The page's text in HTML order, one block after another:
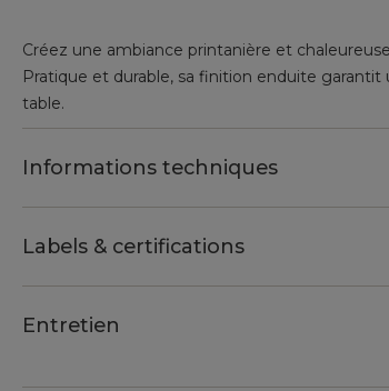
Créez une ambiance printanière et
Pratique et durable, sa finition enduite
table.
Informations techniques
Labels & certifications
Entretien